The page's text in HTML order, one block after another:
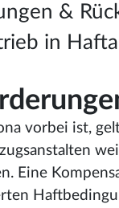
&
in
vorbei ist,
Eine